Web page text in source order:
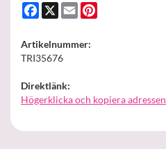
Facebook
X Email
Artikelnummer:
TRI35676
Direktlänk:
Högerklicka och kopiera adressen